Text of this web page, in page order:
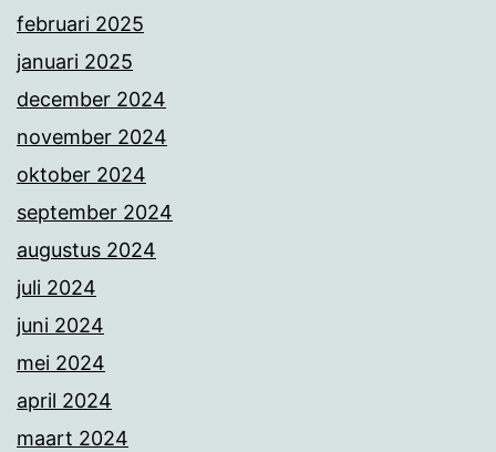
februari 2025
januari 2025
december 2024
november 2024
oktober 2024
september 2024
augustus 2024
juli 2024
juni 2024
mei 2024
april 2024
maart 2024